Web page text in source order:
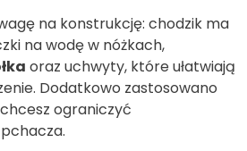
na konstrukcję: chodzik ma
na wodę w nóżkach,
oraz uchwyty, które ułatwiają
Dodatkowo zastosowano
ograniczyć